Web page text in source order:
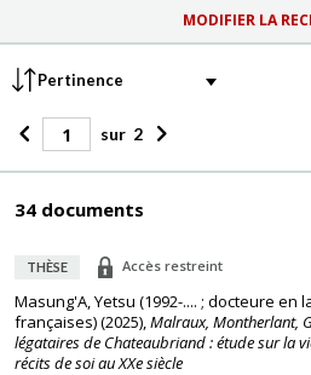
MODIFIER LA
sur 2
34 documents
THÈSE Accès restreint
Masung'A, Yetsu (1992-.... ; docteure en
françaises)(2025),Malraux, Montherlant,
légataires de Chateaubriand : étude sur la
récits de soi au XXe siècle